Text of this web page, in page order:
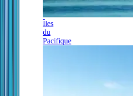
Îles
du
Pacifique